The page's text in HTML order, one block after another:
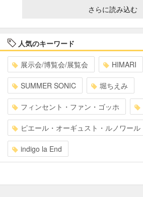
さらに読み込む
人気のキーワード
展示会/博覧会/展覧会 HIMARI
SUMMER SONIC 堀ちえみ
フィンセント・ファン・ゴッホ
ピエール・オーギュスト・ルノワール
indigo la End